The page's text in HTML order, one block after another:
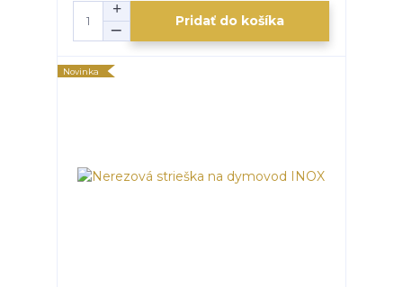
Pridať do košíka
Novinka